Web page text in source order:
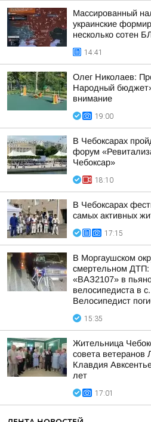
Массированный
украинские
несколько сотен
14:41
Олег Николаев:
Народный
внимание
19:00
В Чебоксарах
форум
Чебоксар»
18:10
В Чебоксарах
самых активных
17:15
В Моргаушском
смертельном ДТП:
«ВАЗ2107» в
велосипедиста в
Велосипедист
15:35
Жительница
совета ветеранов
Клавдия
лет
17:01